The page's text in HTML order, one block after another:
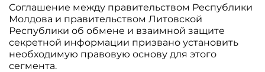
Соглашение между правительством Республики
Молдова и правительством Литовской
Республики об обмене и взаимной защите
секретной информации призвано установить
необходимую правовую основу для этого
сегмента.